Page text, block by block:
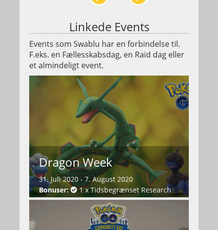
Linkede Events
Events som Swablu har en forbindelse til.
F.eks. en Fællesskabsdag, en Raid dag eller
et almindeligt event.
Dragon Week
31. Juli 2020 - 7. August 2020
Bonuser:
1 x Tidsbegrænset Research